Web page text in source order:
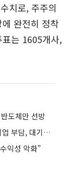
치로, 주주의
완전히 정착
는 1605개사,
도체만 선방
상장사 10곳 중 4곳 ‘독립이사’ 미달…소기업 부담, 대기업의 340배
익성 악화”